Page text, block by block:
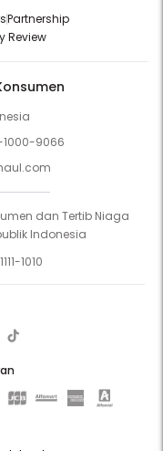
Partnership
Review
1000-9066
dan Tertib Niaga
Indonesia
1010